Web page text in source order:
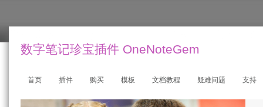
数字笔记珍宝插件 OneNoteGem
首页 插件 购买 模板 文档教程 疑难问题 支持